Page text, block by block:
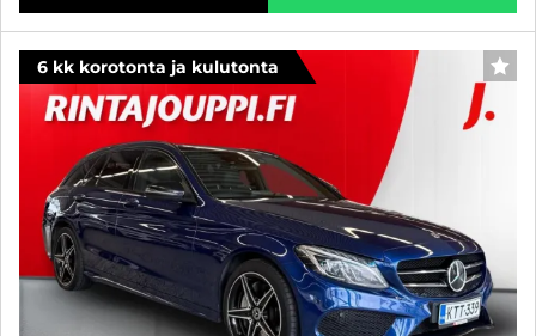
6 kk korotonta ja kulutonta